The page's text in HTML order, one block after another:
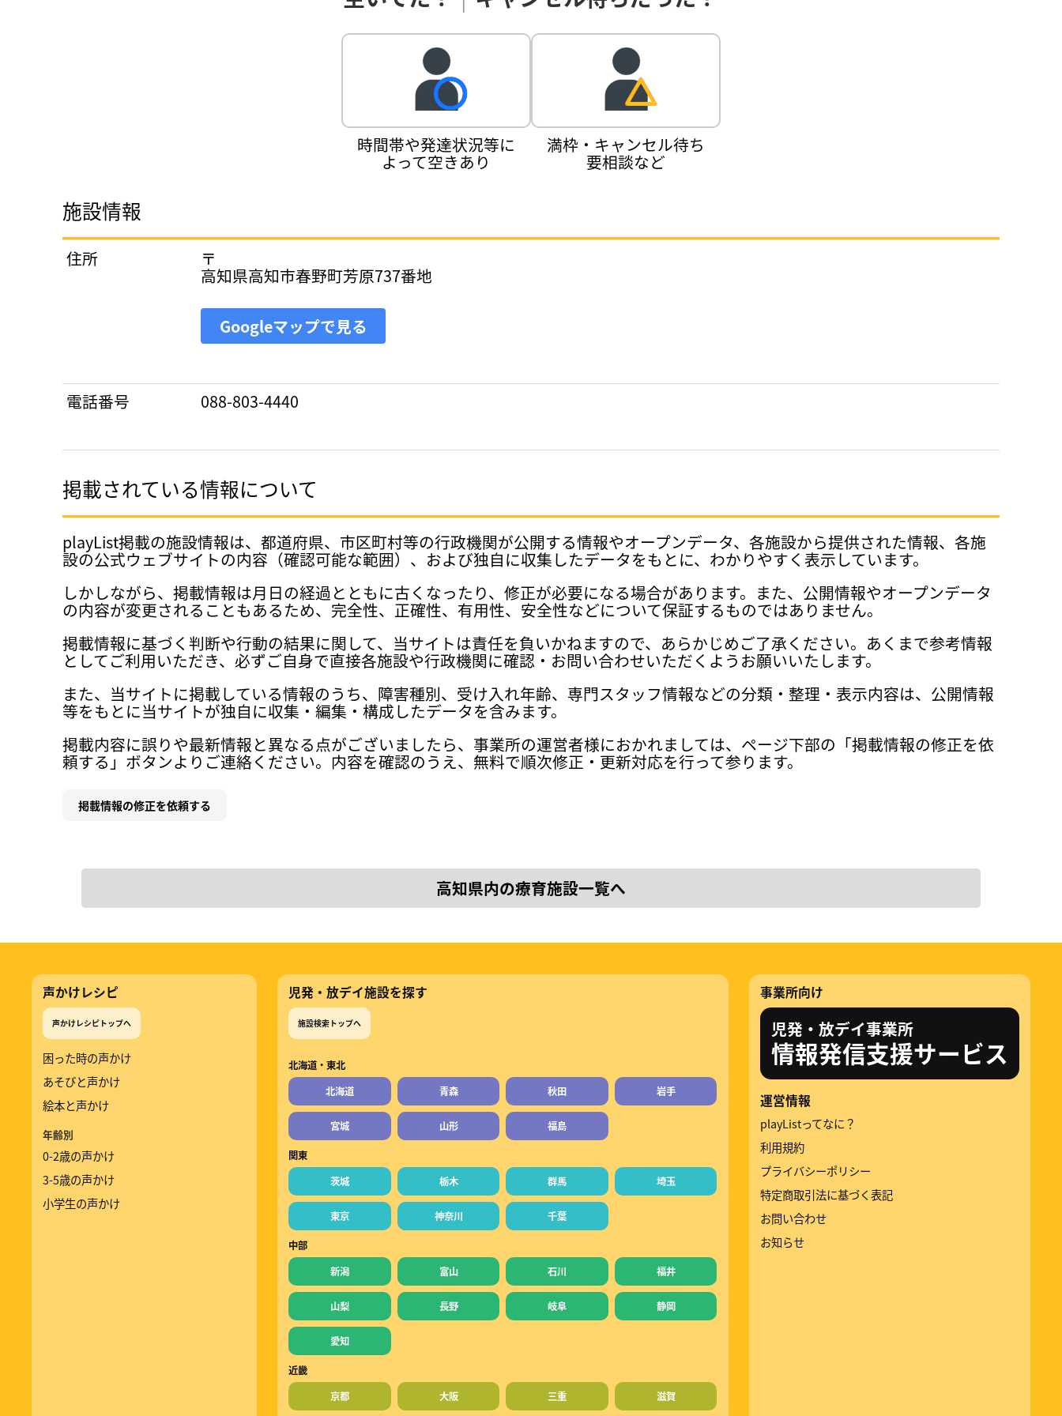
時間帯や発達状況等に
よって空きあり
満枠・キャンセル待ち
要相談など
施設情報
住所 〒
高知県高知市春野町芳原737番地
Googleマップで見る
電話番号 088-803-4440
掲載されている情報について
playList掲載の施設情報は、都道府県、市区町村等の行政機関が公開する情報やオープンデータ、各施設から提供された情報、各施
設の公式ウェブサイトの内容（確認可能な範囲）、および独自に収集したデータをもとに、わかりやすく表示しています。
しかしながら、掲載情報は月日の経過とともに古くなったり、修正が必要になる場合があります。また、公開情報やオープンデータ
の内容が変更されることもあるため、完全性、正確性、有用性、安全性などについて保証するものではありません。
掲載情報に基づく判断や行動の結果に関して、当サイトは責任を負いかねますので、あらかじめご了承ください。あくまで参考情報
としてご利用いただき、必ずご自身で直接各施設や行政機関に確認・お問い合わせいただくようお願いいたします。
また、当サイトに掲載している情報のうち、障害種別、受け入れ年齢、専門スタッフ情報などの分類・整理・表示内容は、公開情報
等をもとに当サイトが独自に収集・編集・構成したデータを含みます。
掲載内容に誤りや最新情報と異なる点がございましたら、事業所の運営者様におかれましては、ページ下部の「掲載情報の修正を依
頼する」ボタンよりご連絡ください。内容を確認のうえ、無料で順次修正・更新対応を行って参ります。
掲載情報の修正を依頼する
高知県内の療育施設一覧へ
声かけレシピ
声かけレシピトップへ
困った時の声かけ
あそびと声かけ
絵本と声かけ
年齢別
0-2歳の声かけ
3-5歳の声かけ
小学生の声かけ
児発・放デイ施設を探す
施設検索トップへ
北海道・東北
北海道
青森 秋田 岩手
宮城 山形 福島
関東
茨城
栃木 群馬 埼玉
東京 神奈川 千葉
中部
新潟
富山 石川 福井
山梨 長野 岐阜 静岡
愛知
近畿
京都
大阪 三重 滋賀
事業所向け
児発・放デイ事業所
情報発信支援サービス
運営情報
playListってなに？
利用規約
プライバシーポリシー
特定商取引法に基づく表記
お問い合わせ
お知らせ